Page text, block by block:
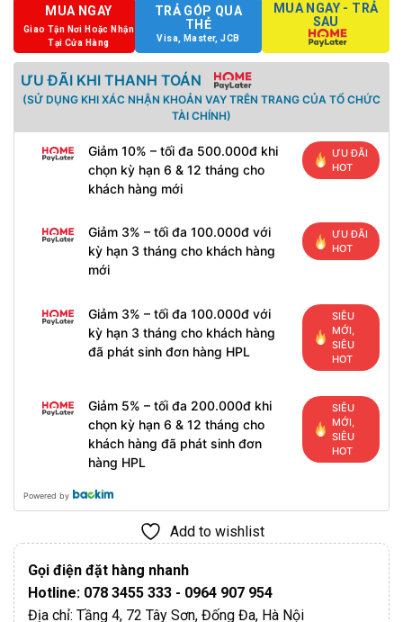
MUA NGAY
Giao Tận Nơi Hoặc Nhận
Tại Cửa Hàng
TRẢ GÓP QUA
THẺ
Visa, Master, JCB
MUA NGAY - TRẢ
SAU
ƯU ĐÃI KHI THANH TOÁN
(SỬ DỤNG KHI XÁC NHẬN KHOẢN VAY TRÊN TRANG CỦA TỔ CHỨC
TÀI CHÍNH)
Giảm 10% – tối đa 500.000đ khi
chọn kỳ hạn 6 & 12 tháng cho
khách hàng mới
ƯU ĐÃI
HOT
Giảm 3% – tối đa 100.000đ với
kỳ hạn 3 tháng cho khách hàng
mới
ƯU ĐÃI
HOT
Giảm 3% – tối đa 100.000đ với
kỳ hạn 3 tháng cho khách hàng
đã phát sinh đơn hàng HPL
SIÊU
MỚI,
SIÊU
HOT
Giảm 5% – tối đa 200.000đ khi
chọn kỳ hạn 6 & 12 tháng cho
khách hàng đã phát sinh đơn
hàng HPL
SIÊU
MỚI,
SIÊU
HOT
Powered by
Add to wishlist
Gọi điện đặt hàng nhanh
Hotline: 078 3455 333 - 0964 907 954
Địa chỉ: Tầng 4, 72 Tây Sơn, Đống Đa, Hà Nội